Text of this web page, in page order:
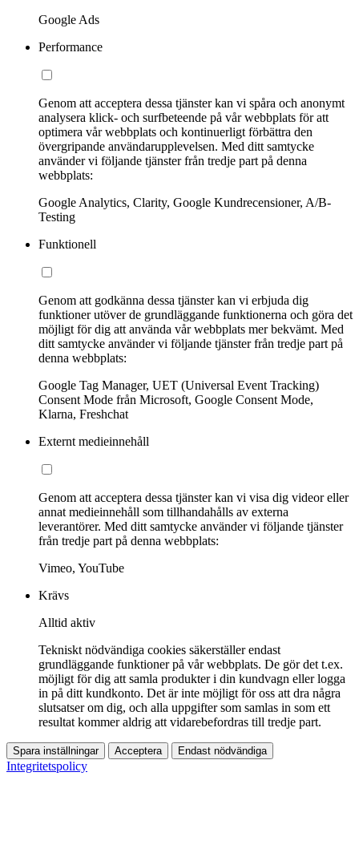
Google Ads
Performance
Genom att acceptera dessa tjänster kan vi spåra och anonymt
analysera klick- och surfbeteende på vår webbplats för att
optimera vår webbplats och kontinuerligt förbättra den
övergripande användarupplevelsen. Med ditt samtycke
använder vi följande tjänster från tredje part på denna
webbplats:
Google Analytics, Clarity, Google Kundrecensioner, A/B-
Testing
Funktionell
Genom att godkänna dessa tjänster kan vi erbjuda dig
funktioner utöver de grundläggande funktionerna och göra det
möjligt för dig att använda vår webbplats mer bekvämt. Med
ditt samtycke använder vi följande tjänster från tredje part på
denna webbplats:
Google Tag Manager, UET (Universal Event Tracking)
Consent Mode från Microsoft, Google Consent Mode,
Klarna, Freshchat
Externt medieinnehåll
Genom att acceptera dessa tjänster kan vi visa dig videor eller
annat medieinnehåll som tillhandahålls av externa
leverantörer. Med ditt samtycke använder vi följande tjänster
från tredje part på denna webbplats:
Vimeo, YouTube
Krävs
Alltid aktiv
Tekniskt nödvändiga cookies säkerställer endast
grundläggande funktioner på vår webbplats. De gör det t.ex.
möjligt för dig att samla produkter i din kundvagn eller logga
in på ditt kundkonto. Det är inte möjligt för oss att dra några
slutsatser om dig, och alla uppgifter som samlas in som ett
resultat kommer aldrig att vidarebefordras till tredje part.
Spara inställningar Acceptera Endast nödvändiga
Integritetspolicy